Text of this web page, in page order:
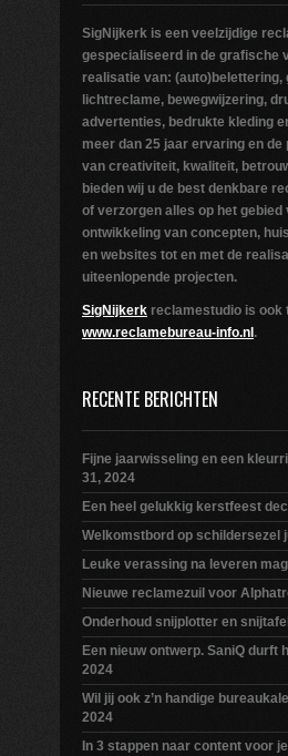
SigNijkerk is een veelzijdige
gespecialiseerd in de grafische
realisatie van: (auto)belettering,
lichtreclame, bewegwijzering,
advertenties, bedrukte kleding
meer dan 25 jaar ervaring en
van creativiteit, kwaliteit,
bieden wij u de best denkbare
of verzorgen alles op het gebied
ontwikkeling van concepten,
en websites tot en met de
uiteenlopende projecten.
SigNijkerk reclamestudio is ook
www.reclamebureau-info.nl .
RECENTE BERICHTEN
Fijne jaarwisseling en een
31, 2024
Een heel gelukkig kerstfeest
Welkomstbord op schildersezel
Leuke verassing na leveren
Nieuwe reclamezuil voor
Onderhoud snijplotter en snijtafel
Een nieuw ontwerp. SaniQ durft
2024
Wil jij ook z’n handige
2024
In 3 stappen naar content voor